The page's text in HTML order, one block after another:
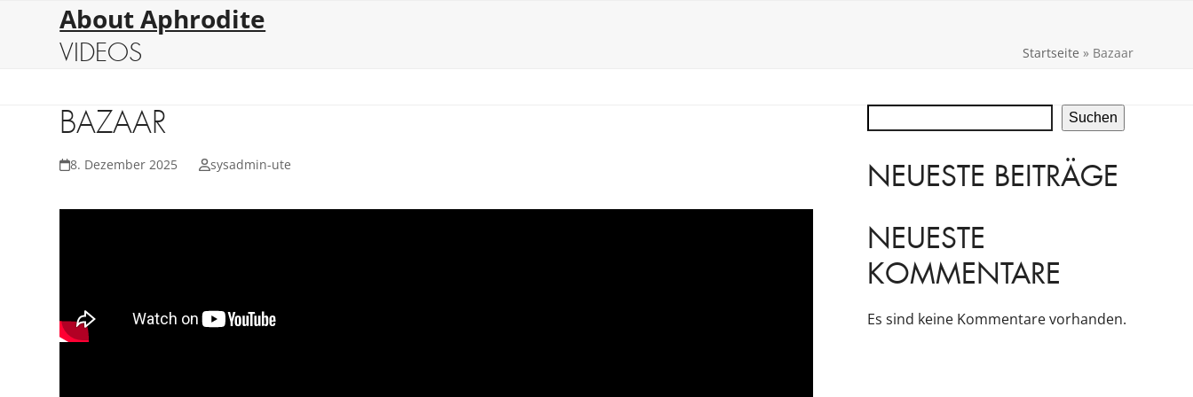
About Aphrodite
VIDEOS Startseite » Bazaar
BAZAAR
8. Dezember 2025 sysadmin-ute
Suchen
NEUESTE BEITRÄGE
NEUESTE
KOMMENTARE
Es sind keine Kommentare vorhanden.